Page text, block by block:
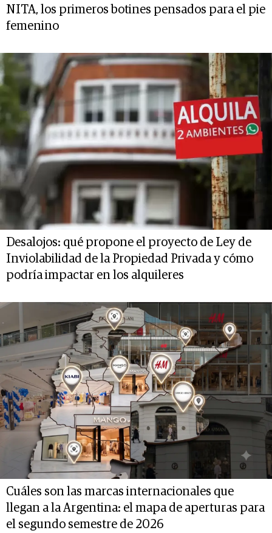
NITA, los primeros botines pensados para el pie
femenino
Desalojos: qué propone el proyecto de Ley de
Inviolabilidad de la Propiedad Privada y cómo
podría impactar en los alquileres
Cuáles son las marcas internacionales que
llegan a la Argentina: el mapa de aperturas para
el segundo semestre de 2026